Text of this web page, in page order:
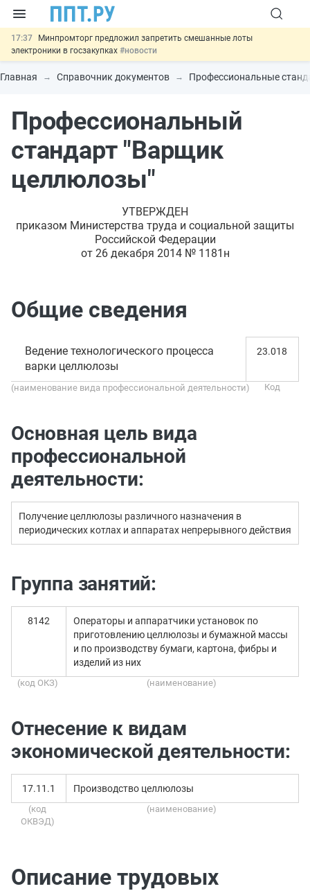
17:37
Минпромторг предложил запретить смешанные лоты
электроники в госзакупках #новости
17:13 Подписан указ об отмене спецрежима для вкладов физлиц из
недружественных стран#новости
15:51
МВД запускает автоматическое аннулирование патента
иностранцев за неуплату НДФЛ #новости
Обеспечительный платёж СПОТ могут заменить
банковской гарантией #новости
Главная Справочник документов Профессиональные
Профессиональный
стандарт "Варщик
целлюлозы"
УТВЕРЖДЕН
приказом Министерства труда и социальной защиты
Российской Федерации
от 26 декабря 2014 № 1181н
Общие сведения
Ведение технологического процесса
варки целлюлозы
23.018
(наименование вида профессиональной деятельности)
Основная цель вида
профессиональной
деятельности:
Получение целлюлозы различного назначения в
периодических котлах и аппаратах непрерывного действия
Группа занятий:
8142
Операторы и аппаратчики установок по
приготовлению целлюлозы и бумажной массы
и по производству бумаги, картона, фибры и
изделий из них
(код ОКЗ) (наименование)
Отнесение к видам
экономической деятельности:
17.11.1 Производство целлюлозы
(код
ОКВЭД)
(наименование)
Описание трудовых